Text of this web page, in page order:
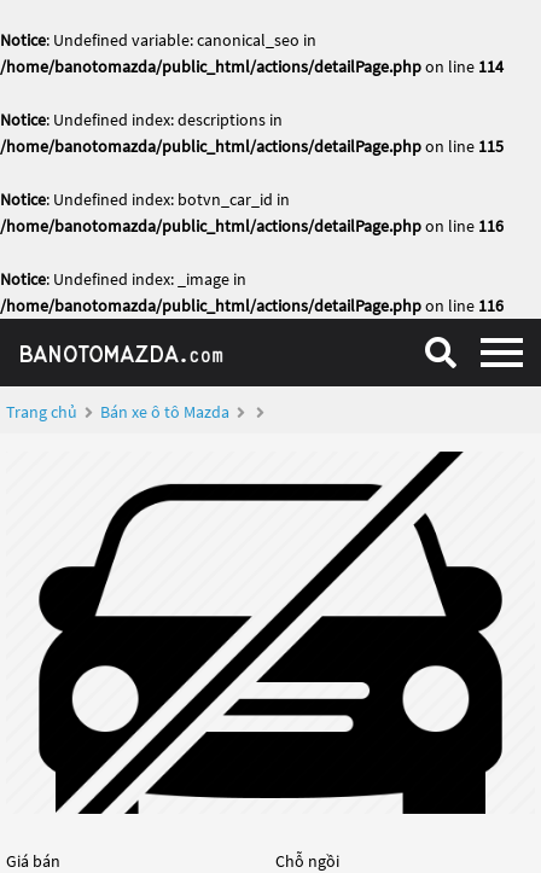
Notice: Undefined variable: canonical_seo in
/home/banotomazda/public_html/actions/detailPage.phpon line 114
Notice: Undefined index: descriptions in
/home/banotomazda/public_html/actions/detailPage.phpon line 115
Notice: Undefined index: botvn_car_id in
/home/banotomazda/public_html/actions/detailPage.phpon line 116
Notice: Undefined index: _image in
/home/banotomazda/public_html/actions/detailPage.phpon line 116
Trang chủ Bán xe ô tô Mazda
Giá bán Chỗ ngồi